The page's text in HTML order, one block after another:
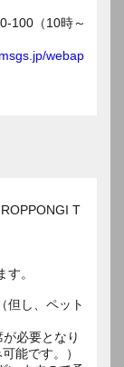
100（10時～
webap
T
。
但し、ペット
必要となり
能です。）